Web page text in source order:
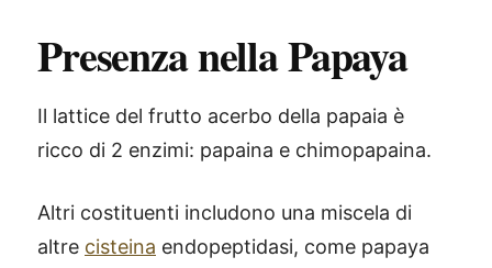
Presenza nella Papaya
Il lattice del frutto acerbo della papaia è
ricco di 2 enzimi: papaina e chimopapaina.
Altri costituenti includono una miscela di
altre cisteina endopeptidasi, come papaya